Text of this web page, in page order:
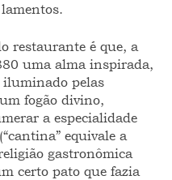
restaurante é que, a
uma alma inspirada,
pelas
fogão divino,
a especialidade
equivale a
gastronômica
certo pato que fazia